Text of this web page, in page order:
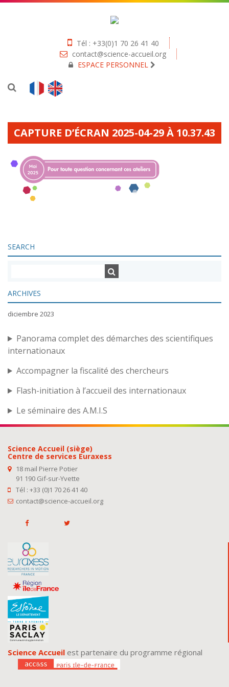
Tél : +33(0)1 70 26 41 40
contact@science-accueil.org
ESPACE PERSONNEL
CAPTURE D’ÉCRAN 2025-04-29 À 10.37.43
SEARCH
ARCHIVES
diciembre 2023
Panorama complet des démarches des scientifiques
internationaux
Accompagner la fiscalité des chercheurs
Flash-initiation à l’accueil des internationaux
Le séminaire des A.M.I.S
Science Accueil (siège)
Centre de services Euraxess
18 mail Pierre Potier
91 190 Gif-sur-Yvette
Tél : +33 (0)1 70 26 41 40
contact@science-accueil.org
Science Accueil est partenaire du programme régional